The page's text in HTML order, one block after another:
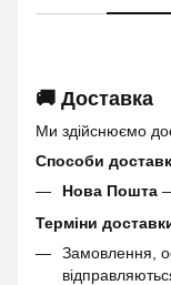
🚚 Доставка
Ми здійснюємо
Способи
Нова Пошта
Терміни
Замовлення,